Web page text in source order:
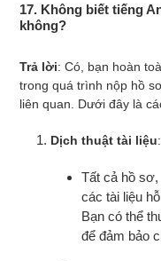
17. Không biết tiếng
không?
Trả lời: Có, bạn hoàn
trong quá trình nộp hồ
liên quan. Dưới đây là
Dịch thuật tài liệu:
Tất cả hồ sơ,
các tài liệu
Bạn có thể
để đảm bảo